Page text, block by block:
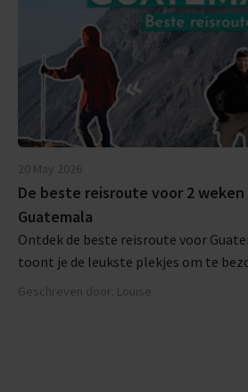
20 May 2026
De beste reisroute voor 2
Guatemala
Ontdek de beste reisroute voor
toont je de leukste plekjes om te
Geschreven door: Louise